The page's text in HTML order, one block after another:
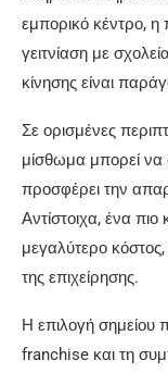
εμπορικό κέντρο,
γειτνίαση με
κίνησης είναι
Σε ορισμένες
μίσθωμα μπορεί να
προσφέρει την
Αντίστοιχα, ένα πιο
μεγαλύτερο κόστος,
της επιχείρησης.
Η επιλογή σημείου
franchise και τη